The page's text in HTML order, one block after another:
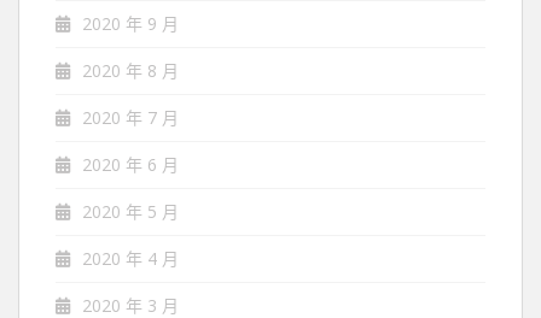
2020 年 9 月
2020 年 8 月
2020 年 7 月
2020 年 6 月
2020 年 5 月
2020 年 4 月
2020 年 3 月